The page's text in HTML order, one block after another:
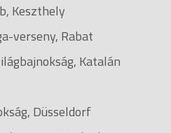
Keszthely
verseny, Rabat
Katalán
Düsseldorf